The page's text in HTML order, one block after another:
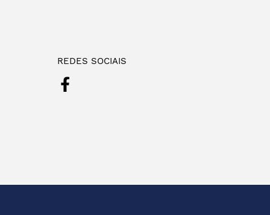
REDES SOCIAIS